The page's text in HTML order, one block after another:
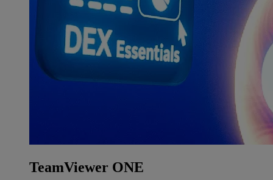
TeamViewer ONE